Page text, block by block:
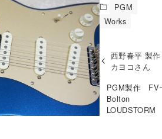
PGM
Works
西野春平 製
カヨコさん
PGM製作 FV
Bolton
LOUDSTORM